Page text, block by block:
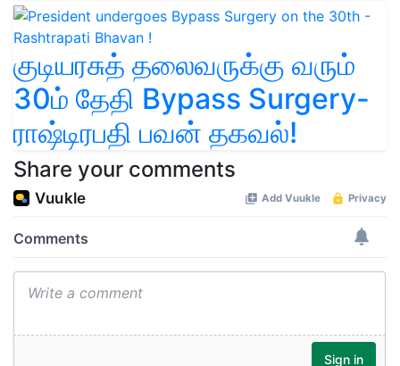
குடியரசுத் தலைவருக்கு வரும்
30ம் தேதி Bypass Surgery-
ராஷ்டிரபதி பவன் தகவல்!
Share your comments